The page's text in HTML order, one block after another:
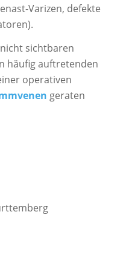
Varizen, defekte
sichtbaren
häufig auftretenden
operativen
geraten